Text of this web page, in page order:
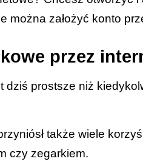
można założyć konto
przez
prostsze niż
także wiele
czy zegarkiem.